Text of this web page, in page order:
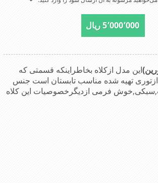
5٬000٬000 ریال
این مدل ازکلاه بخاطراینکه قسمتی که
تهیه شده مناسب تابستان است جنس
فرمی ازدیگرخصوصیات این کلاه